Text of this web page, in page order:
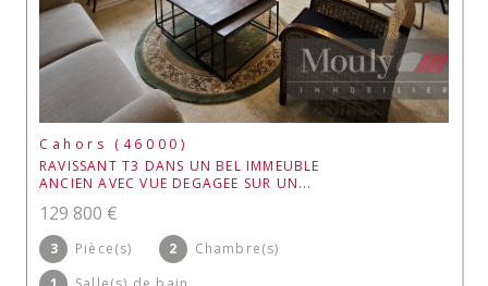
Cahors (46000)
RAVISSANT T3 DANS UN BEL IMMEUBLE
ANCIEN AVEC VUE DEGAGEE SUR UN...
129 800 €
3 Pièce(s) 2
Chambre(s)